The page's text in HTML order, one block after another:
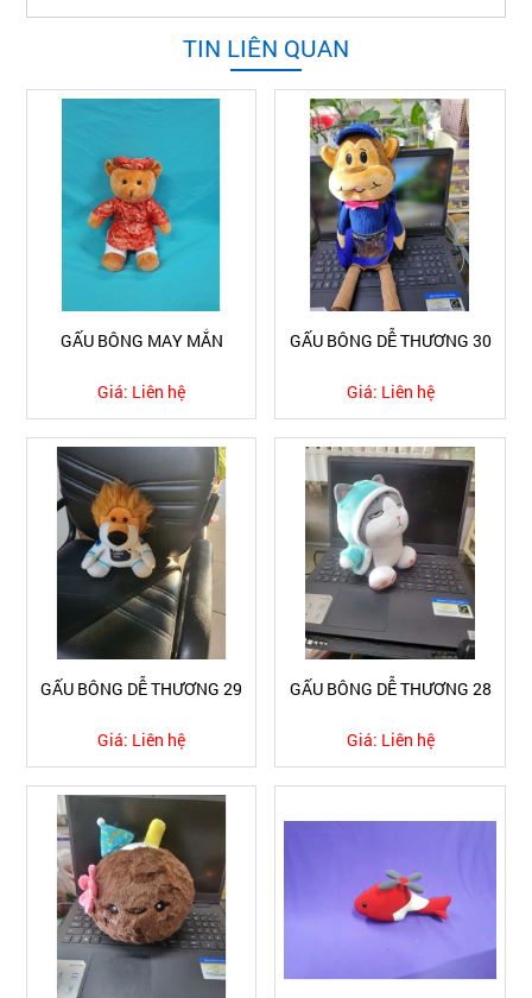
TIN LIÊN QUAN
GẤU BÔNG MAY MẮN
Giá: Liên hệ
GẤU BÔNG DỄ THƯƠNG 30
Giá: Liên hệ
GẤU BÔNG DỄ THƯƠNG 29
Giá: Liên hệ
GẤU BÔNG DỄ THƯƠNG 28
Giá: Liên hệ